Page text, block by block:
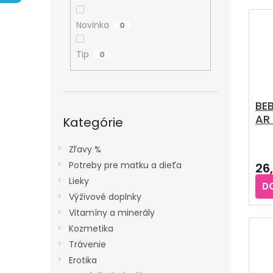
Novinka 0
Tip 0
kategórie
Kategórie
Zľavy %
Potreby pre matku a dieťa
Lieky
Výživové doplnky
Vitamíny a minerály
Kozmetika
Trávenie
Erotika
E
V
V
O
V
g